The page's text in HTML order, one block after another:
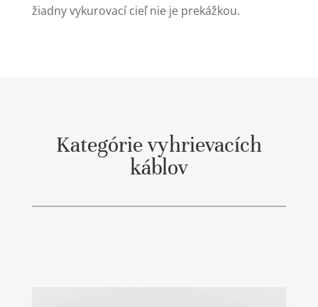
žiadny vykurovací cieľ nie je prekážkou.
Kategórie vyhrievacích
káblov